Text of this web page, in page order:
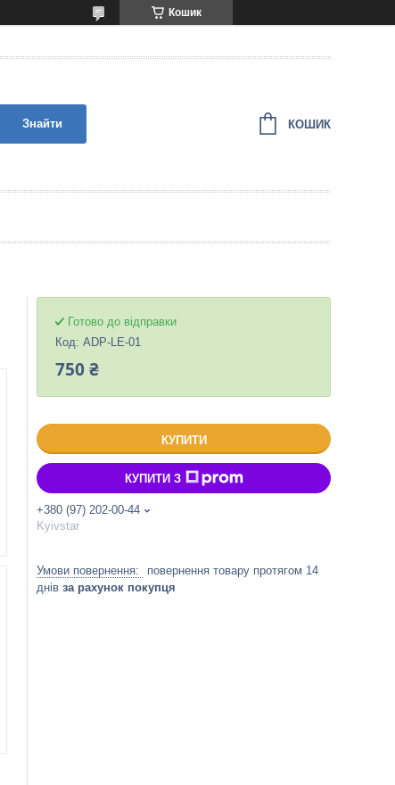
Кошик
Знайти КОШИК
Готово до відправки
Код: ADP-LE-01
750 ₴
КУПИТИ
КУПИТИ З
+380 (97) 202-00-44
Kyivstar
повернення товару протягом 14
днів за рахунок покупця